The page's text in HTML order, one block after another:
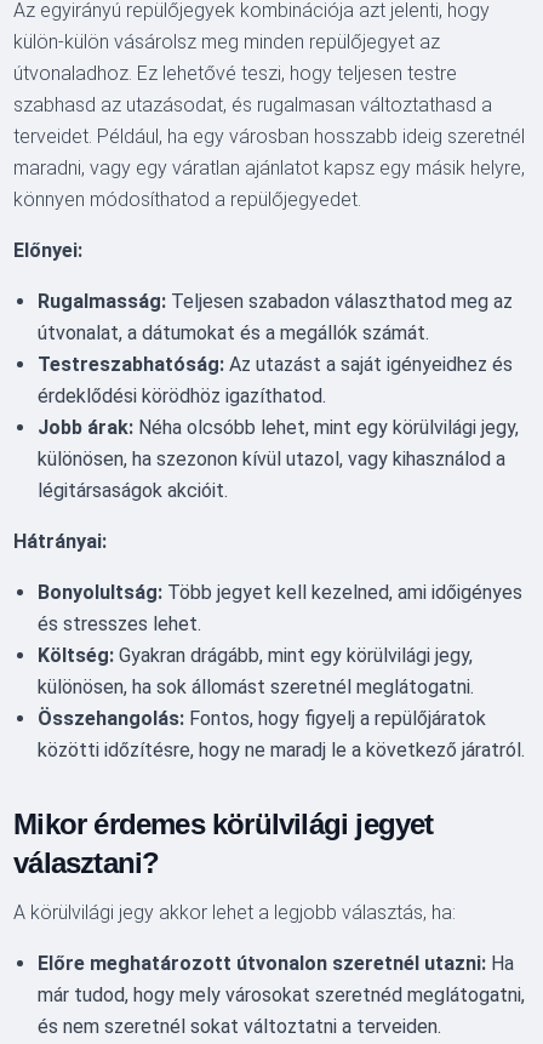
Az egyirányú repülőjegyek kombinációja azt jelenti, hogy
külön-külön vásárolsz meg minden repülőjegyet az
útvonaladhoz. Ez lehetővé teszi, hogy teljesen testre
szabhasd az utazásodat, és rugalmasan változtathasd a
terveidet. Például, ha egy városban hosszabb ideig szeretnél
maradni, vagy egy váratlan ajánlatot kapsz egy másik helyre,
könnyen módosíthatod a repülőjegyedet.
Előnyei:
Rugalmasság: Teljesen szabadon választhatod meg az
útvonalat, a dátumokat és a megállók számát.
Testreszabhatóság: Az utazást a saját igényeidhez és
érdeklődési körödhöz igazíthatod.
Jobb árak: Néha olcsóbb lehet, mint egy körülvilági jegy,
különösen, ha szezonon kívül utazol, vagy kihasználod a
légitársaságok akcióit.
Hátrányai:
Bonyolultság: Több jegyet kell kezelned, ami időigényes
és stresszes lehet.
Költség: Gyakran drágább, mint egy körülvilági jegy,
különösen, ha sok állomást szeretnél meglátogatni.
Összehangolás: Fontos, hogy figyelj a repülőjáratok
közötti időzítésre, hogy ne maradj le a következő járatról.
Mikor érdemes körülvilági jegyet
választani?
A körülvilági jegy akkor lehet a legjobb választás, ha:
Előre meghatározott útvonalon szeretnél utazni: Ha
már tudod, hogy mely városokat szeretnéd meglátogatni,
és nem szeretnél sokat változtatni a terveiden.